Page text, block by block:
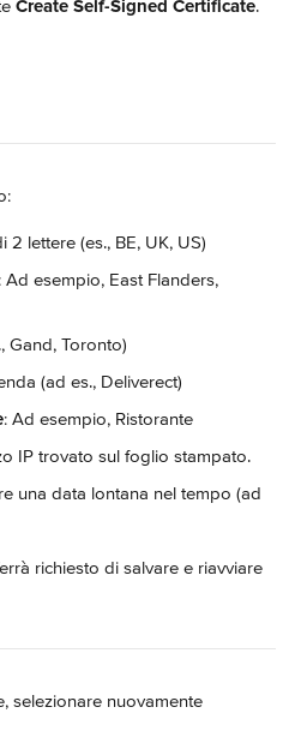
Create Self-Signed Certificate.
2 lettere (es., BE, UK, US)
: Ad esempio, East Flanders,
Gand, Toronto)
(ad es., Deliverect)
: Ad esempio, Ristorante
IP trovato sul foglio stampato.
una data lontana nel tempo (ad
richiesto di salvare e riavviare
selezionare nuovamente